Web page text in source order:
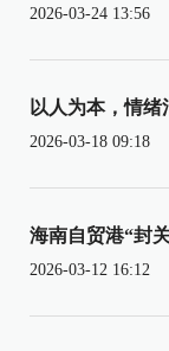
2026-03-24 13:56
以人为本，情
2026-03-18 09:18
海南自贸港“封
2026-03-12 16:12